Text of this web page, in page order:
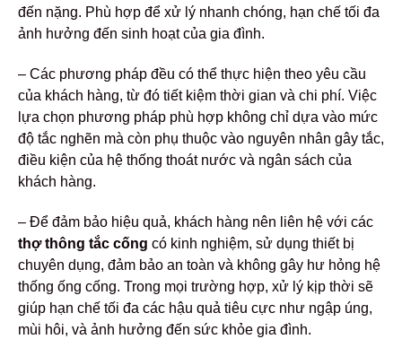
đến nặng. Phù hợp để xử lý nhanh chóng, hạn chế tối đa
ảnh hưởng đến sinh hoạt của gia đình.
– Các phương pháp đều có thể thực hiện theo yêu cầu
của khách hàng, từ đó tiết kiệm thời gian và chi phí. Việc
lựa chọn phương pháp phù hợp không chỉ dựa vào mức
độ tắc nghẽn mà còn phụ thuộc vào nguyên nhân gây tắc,
điều kiện của hệ thống thoát nước và ngân sách của
khách hàng.
– Để đảm bảo hiệu quả, khách hàng nên liên hệ với các
thợ thông tắc cống có kinh nghiệm, sử dụng thiết bị
chuyên dụng, đảm bảo an toàn và không gây hư hỏng hệ
thống ống cống. Trong mọi trường hợp, xử lý kịp thời sẽ
giúp hạn chế tối đa các hậu quả tiêu cực như ngập úng,
mùi hôi, và ảnh hưởng đến sức khỏe gia đình.